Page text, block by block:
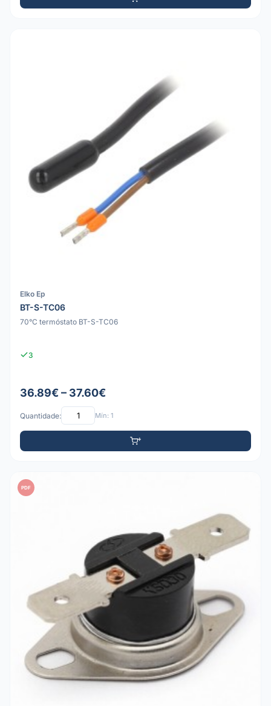
Elko Ep
BT-S-TC06
70°C termóstato BT-S-TC06
3
36.89€ – 37.60€
Quantidade: Mín: 1
PDF